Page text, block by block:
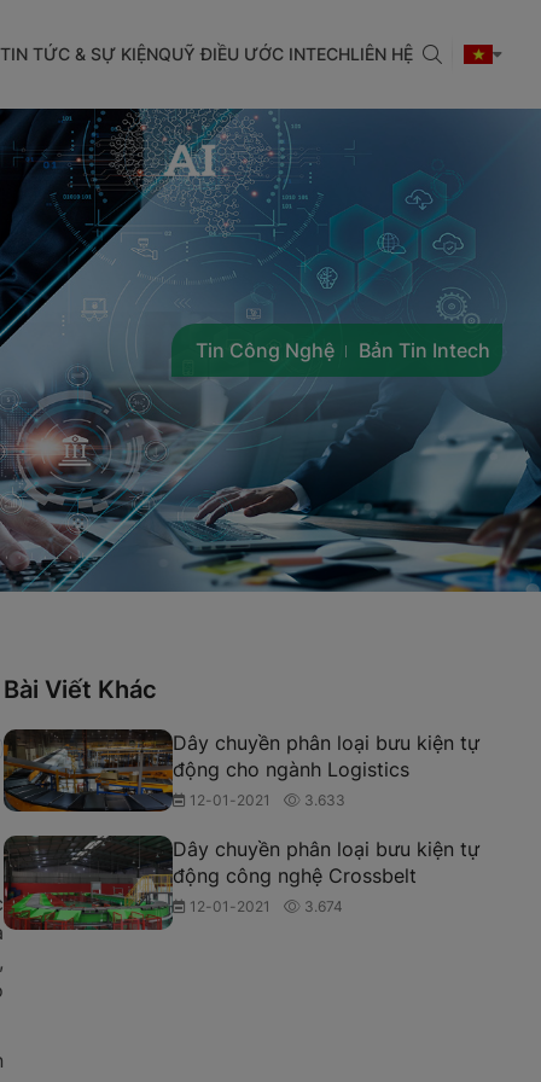
TIN TỨC & SỰ KIỆNQUỸ ĐIỀU ƯỚC INTECHLIÊN HỆ
Tin Công Nghệ Bản Tin Intech
Bài Viết Khác
Dây chuyền phân loại bưu kiện tự
động cho ngành Logistics
12-01-2021 3.633
Dây chuyền phân loại bưu kiện tự
động công nghệ Crossbelt
12-01-2021 3.674